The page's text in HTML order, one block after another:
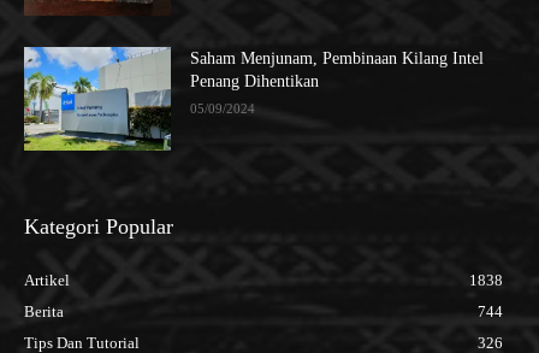
Saham Menjunam, Pembinaan Kilang Intel
Penang Dihentikan
05/09/2024
Kategori Popular
Artikel
1838
Berita
744
Tips Dan Tutorial
326